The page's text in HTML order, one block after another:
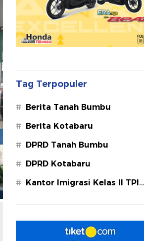
Tag Terpopuler
# Berita Tanah Bumbu
# Berita Kotabaru
# DPRD Tanah Bumbu
# DPRD Kotabaru
# Kantor Imigrasi Kelas II TPI